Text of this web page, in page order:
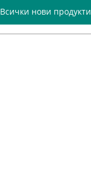
Всички нови продукти